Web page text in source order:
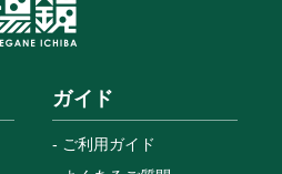
ガイド
ご利用ガイド